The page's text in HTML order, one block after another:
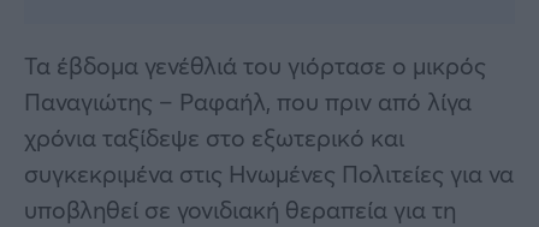
Τα έβδομα γενέθλιά του γιόρτασε ο μικρός
Παναγιώτης – Ραφαήλ, που πριν από λίγα
χρόνια ταξίδεψε στο εξωτερικό και
συγκεκριμένα στις Ηνωμένες Πολιτείες για να
υποβληθεί σε γονιδιακή θεραπεία για τη